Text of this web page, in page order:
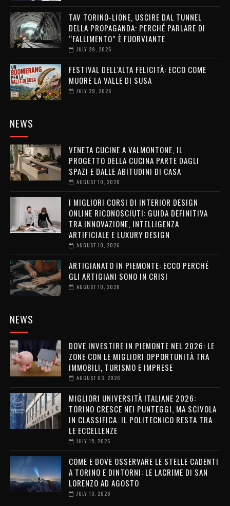
TAV TORINO-LIONE, USCIRE DAL TUNNEL
DELLA PROPAGANDA: PERCHÉ PARLARE DI
“FALLIMENTO” È FUORVIANTE
JULY 29, 2026
FESTIVAL DELL'ALTA FELICITÀ: ECCO COME
MUORE LA VALLE DI SUSA
JULY 29, 2026
NEWS
VENETA CUCINE A VALMONTONE, IL
PROGETTO DELLA CUCINA PARTE DAGLI
SPAZI E DALLE ABITUDINI DI CASA
AUGUST 10, 2026
I MIGLIORI CORSI DI INTERIOR DESIGN
ONLINE RICONOSCIUTI: GUIDA DEFINITIVA
TRA INNOVAZIONE, INTELLIGENZA
ARTIFICIALE E LUXURY DESIGN
AUGUST 10, 2026
ARTIGIANATO IN PIEMONTE: ECCO PERCHÉ
GLI ARTIGIANI SONO IN CRISI
AUGUST 10, 2026
NEWS
DOVE INVESTIRE IN PIEMONTE NEL 2026: LE
ZONE CON LE MIGLIORI OPPORTUNITÀ TRA
IMMOBILI, TURISMO E IMPRESE
AUGUST 03, 2026
MIGLIORI UNIVERSITÀ ITALIANE 2026:
TORINO CRESCE NEI PUNTEGGI, MA SCIVOLA
IN CLASSIFICA. IL POLITECNICO RESTA TRA
LE ECCELLENZE
JULY 15, 2026
COME E DOVE OSSERVARE LE STELLE CADENTI
A TORINO E DINTORNI: LE LACRIME DI SAN
LORENZO AD AGOSTO
JULY 13, 2026